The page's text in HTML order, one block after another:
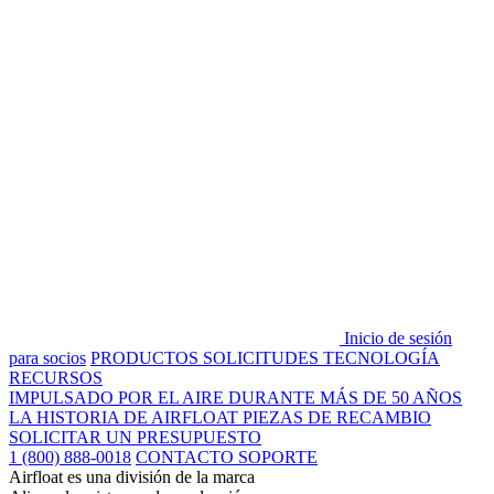
Inicio de sesión
para socios PRODUCTOS SOLICITUDES TECNOLOGÍA
RECURSOS
IMPULSADO POR EL AIRE DURANTE MÁS DE 50 AÑOS
LA HISTORIA DE AIRFLOAT PIEZAS DE RECAMBIO
SOLICITAR UN PRESUPUESTO
1 (800) 888-0018 CONTACTO SOPORTE
Airfloat es una división de la marca